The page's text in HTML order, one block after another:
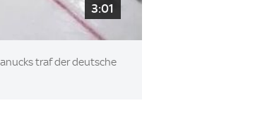
3:01
traf der deutsche